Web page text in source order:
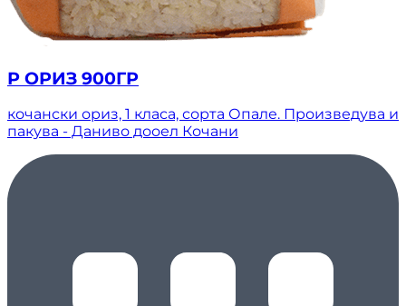
Р ОРИЗ 900ГР
кочански ориз, 1 класа, сорта Опале. Произведува и
пакува - Даниво дооел Кочани